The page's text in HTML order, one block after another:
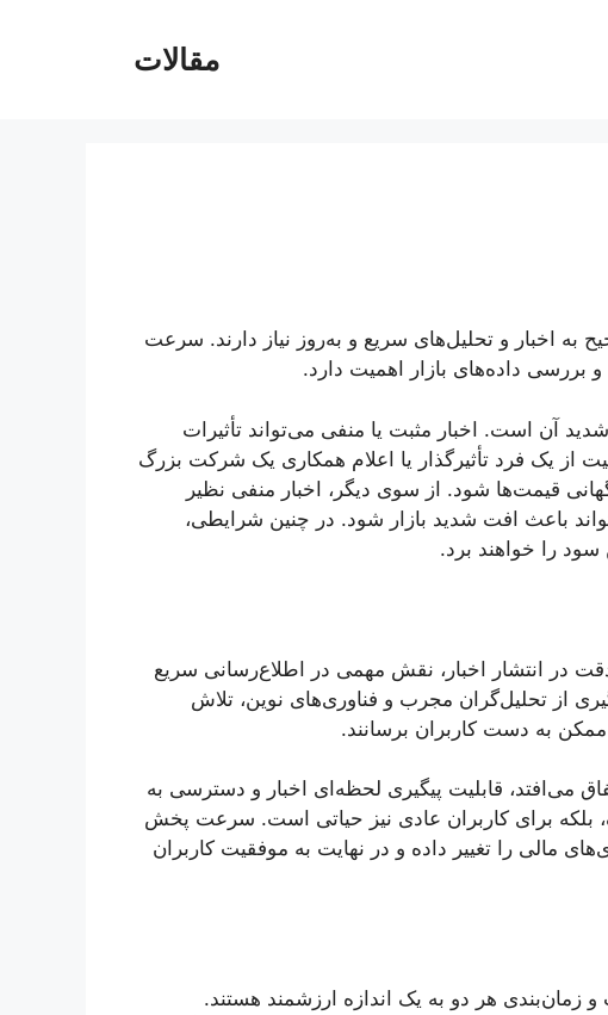
مقالات
به اخبار و تحلیل‌های سریع و به‌روز نیاز دارند. سرعت
بررسی داده‌های بازار اهمیت دارد.
آن است. اخبار مثبت یا منفی می‌تواند تأثیرات
از یک فرد تأثیرگذار یا اعلام همکاری یک شرکت بزرگ
قیمت‌ها شود. از سوی دیگر، اخبار منفی نظیر
باعث افت شدید بازار شود. در چنین شرایطی،
سود را خواهند برد.
در انتشار اخبار، نقش مهمی در اطلاع‌رسانی سریع
از تحلیل‌گران مجرب و فناوری‌های نوین، تلاش
ممکن به دست کاربران برسانند.
می‌افتد، قابلیت پیگیری لحظه‌ای اخبار و دسترسی به
بلکه برای کاربران عادی نیز حیاتی است. سرعت پخش
مالی را تغییر داده و در نهایت به موفقیت کاربران
و زمان‌بندی هر دو به یک اندازه ارزشمند هستند.